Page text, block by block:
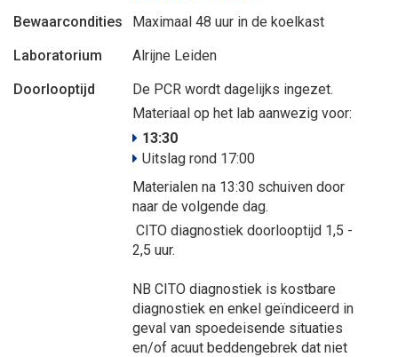
Bewaarcondities
Maximaal 48 uur in de koelkast
Laboratorium
Alrijne Leiden
Doorlooptijd
De PCR wordt dagelijks ingezet.
Materiaal op het lab aanwezig voor:
13:30
Uitslag rond 17:00
Materialen na 13:30 schuiven door
naar de volgende dag.
CITO diagnostiek doorlooptijd 1,5 -
2,5 uur.
NB CITO diagnostiek is kostbare
diagnostiek en enkel geïndiceerd in
geval van spoedeisende situaties
en/of acuut beddengebrek dat niet